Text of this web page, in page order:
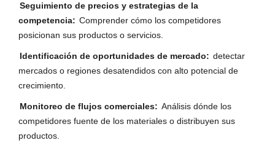
Seguimiento de precios y estrategias de la
competencia: Comprender cómo los competidores
posicionan sus productos o servicios.
Identificación de oportunidades de mercado: detectar
mercados o regiones desatendidos con alto potencial de
crecimiento.
Monitoreo de flujos comerciales: Análisis dónde los
competidores fuente de los materiales o distribuyen sus
productos.